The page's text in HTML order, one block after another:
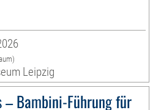
Leipzig
Bambini-Führung für